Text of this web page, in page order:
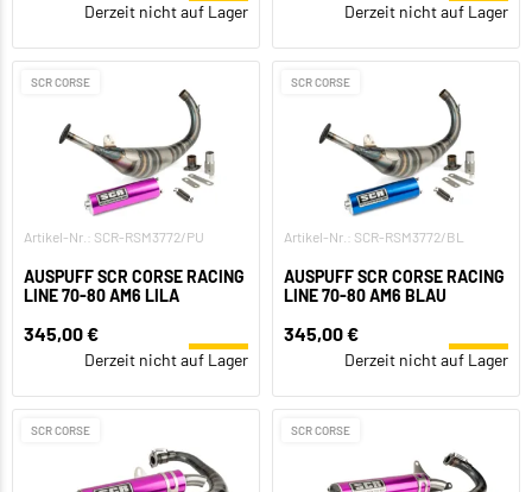
Derzeit nicht auf Lager Derzeit nicht auf Lager
SCR CORSE
Artikel-Nr.: SCR-RSM3772/PU
AUSPUFF SCR CORSE RACING
LINE 70-80 AM6 LILA
345,00 €
Derzeit nicht auf Lager
SCR CORSE
Artikel-Nr.: SCR-RSM3772/BL
AUSPUFF SCR CORSE RACING
LINE 70-80 AM6 BLAU
345,00 €
Derzeit nicht auf Lager
SCR CORSE SCR CORSE